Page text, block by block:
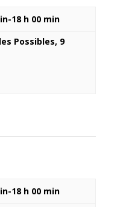
-18 h 00 min
Possibles, 9
-18 h 00 min